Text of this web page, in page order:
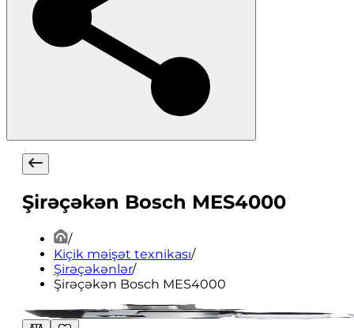
Şirəçəkən Bosch MES4000
/
Kiçik məişət texnikası/
Şirəçəkənlər/
Şirəçəkən Bosch MES4000